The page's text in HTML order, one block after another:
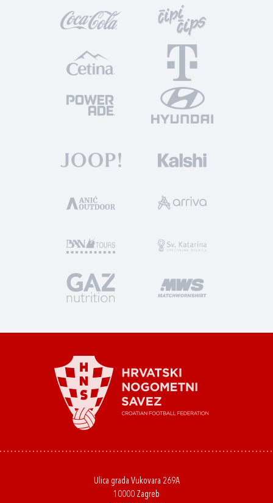
Ulica grada Vukovara 269A
10000 Zagreb